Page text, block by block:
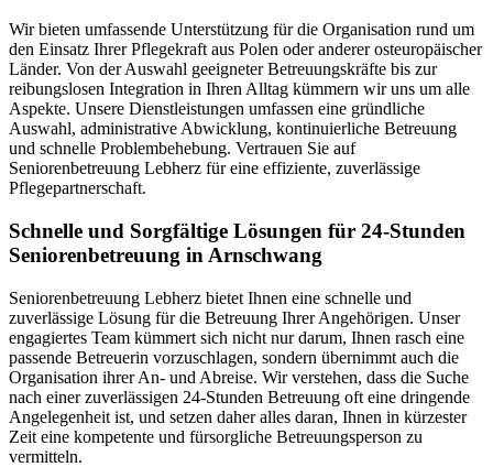
Wir bieten umfassende Unterstützung für die Organisation rund um
den Einsatz Ihrer Pflegekraft aus Polen oder anderer osteuropäischer
Länder. Von der Auswahl geeigneter Betreuungskräfte bis zur
reibungslosen Integration in Ihren Alltag kümmern wir uns um alle
Aspekte. Unsere Dienstleistungen umfassen eine gründliche
Auswahl, administrative Abwicklung, kontinuierliche Betreuung
und schnelle Problembehebung. Vertrauen Sie auf
Seniorenbetreuung Lebherz für eine effiziente, zuverlässige
Pflegepartnerschaft.
Schnelle und Sorgfältige Lösungen für 24-Stunden
Seniorenbetreuung in Arnschwang
Seniorenbetreuung Lebherz bietet Ihnen eine schnelle und
zuverlässige Lösung für die Betreuung Ihrer Angehörigen. Unser
engagiertes Team kümmert sich nicht nur darum, Ihnen rasch eine
passende Betreuerin vorzuschlagen, sondern übernimmt auch die
Organisation ihrer An- und Abreise. Wir verstehen, dass die Suche
nach einer zuverlässigen 24-Stunden Betreuung oft eine dringende
Angelegenheit ist, und setzen daher alles daran, Ihnen in kürzester
Zeit eine kompetente und fürsorgliche Betreuungsperson zu
vermitteln.